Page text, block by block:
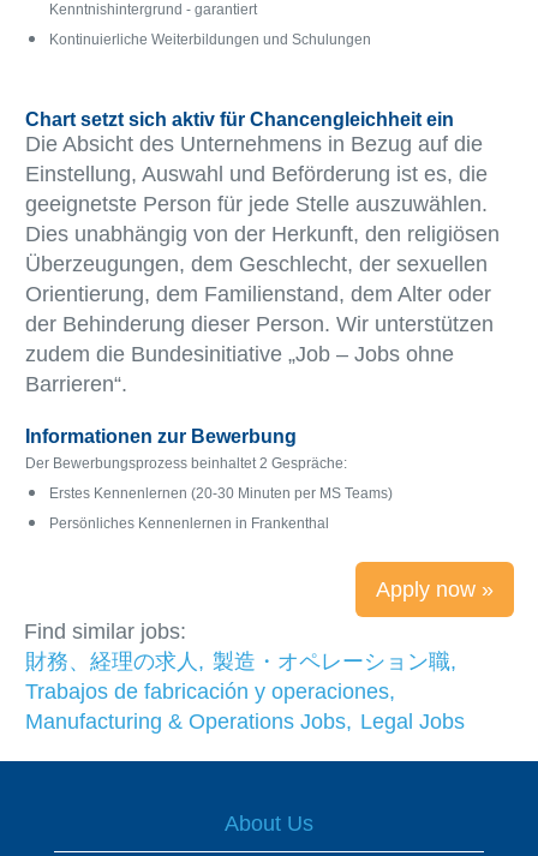
Kenntnishintergrund - garantiert
Kontinuierliche Weiterbildungen und Schulungen
Chart setzt sich aktiv für Chancengleichheit ein
Die Absicht des Unternehmens in Bezug auf die
Einstellung, Auswahl und Beförderung ist es, die
geeignetste Person für jede Stelle auszuwählen.
Dies unabhängig von der Herkunft, den religiösen
Überzeugungen, dem Geschlecht, der sexuellen
Orientierung, dem Familienstand, dem Alter oder
der Behinderung dieser Person. Wir unterstützen
zudem die Bundesinitiative „Job – Jobs ohne
Barrieren“.
Informationen zur Bewerbung
Der Bewerbungsprozess beinhaltet 2 Gespräche:
Erstes Kennenlernen (20-30 Minuten per MS Teams)
Persönliches Kennenlernen in Frankenthal
Apply now »
Find similar jobs:
財務、経理の求人, 製造・オペレーション職,
Trabajos de fabricación y operaciones,
Manufacturing & Operations Jobs, Legal Jobs
About Us